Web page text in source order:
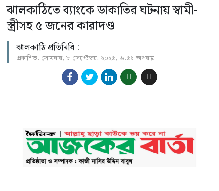
ঝালকাঠিতে ব্যাংকে ডাকাতির ঘটনায় স্বামী-
স্ত্রীসহ ৫ জনের কারাদণ্ড
ঝালকাঠি প্রতিনিধি :
প্রকাশিত: সোমবার, ৮ সেপ্টেম্বর, ২০২৫, ৬:৫৯ অপরাহ্ণ